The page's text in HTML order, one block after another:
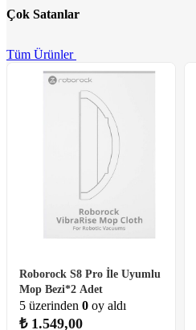
Çok Satanlar
Tüm Ürünler
Roborock S8 Pro İle Uyumlu
Mop Bezi*2 Adet
5 üzerinden 0 oy aldı
₺1.549,00